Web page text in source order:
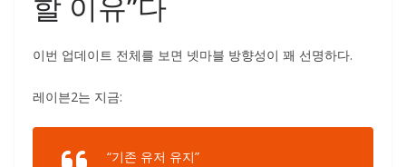
이번 업데이트 전체를 보면 넷마블 방향성이 꽤 선명하다.
레이븐2는 지금:
“기존 유저 유지”